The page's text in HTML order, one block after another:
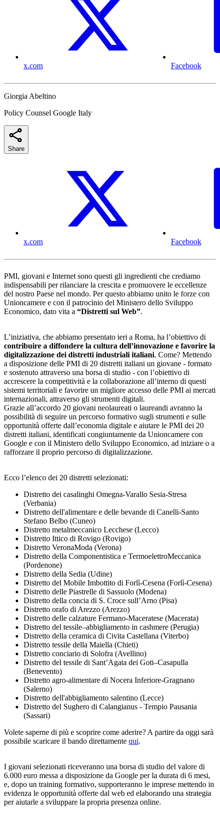
x.com Facebook
Giorgia Abeltino
Policy Counsel Google Italy
Share
x.com Facebook
PMI, giovani e Internet sono questi gli ingredienti che crediamo
indispensabili per rilanciare la crescita e promuovere le eccellenze
del nostro Paese nel mondo. Per questo abbiamo unito le forze con
Unioncamere e con il patrocinio del Ministero dello Sviluppo
Economico, dato vita a “Distretti sul Web”.
L’iniziativa, che abbiamo presentato ieri a Roma, ha l’obiettivo di
contribuire a diffondere la cultura dell’innovazione e favorire la
digitalizzazione dei distretti industriali italiani. Come? Mettendo
a disposizione delle PMI di 20 distretti italiani un giovane - formato
e sostenuto attraverso una borsa di studio - con l’obiettivo di
accrescere la competitività e la collaborazione all’interno di questi
sistemi territoriali e favorire un migliore accesso delle PMI ai mercati
internazionali, attraverso gli strumenti digitali.
Grazie all’accordo 20 giovani neolaureati o laureandi avranno la
possibilità di seguire un percorso formativo sugli strumenti e sulle
opportunità offerte dall’economia digitale e aiutare le PMI dei 20
distretti italiani, identificati congiuntamente da Unioncamere con
Google e con il Ministero dello Sviluppo Economico, ad iniziare o a
rafforzare il proprio percorso di digitalizzazione.
Ecco l’elenco dei 20 distretti selezionati:
Distretto dei casalinghi Omegna-Varallo Sesia-Stresa
(Verbania)
Distretto dell'alimentare e delle bevande di Canelli-Santo
Stefano Belbo (Cuneo)
Distretto metalmeccanico Lecchese (Lecco)
Distretto Ittico di Rovigo (Rovigo)
Distretto VeronaModa (Verona)
Distretto della Componentistica e TermoelettroMeccanica
(Pordenone)
Distretto della Sedia (Udine)
Distretto del Mobile Imbottito di Forlì-Cesena (Forlì-Cesena)
Distretto delle Piastrelle di Sassuolo (Modena)
Distretto della concia di S. Croce sull’Arno (Pisa)
Distretto orafo di Arezzo (Arezzo)
Distretto delle calzature Fermano-Maceratese (Macerata)
Distretto del tessile–abbigliamento in cashmere (Perugia)
Distretto della ceramica di Civita Castellana (Viterbo)
Distretto tessile della Maiella (Chieti)
Distretto conciario di Solofra (Avellino)
Distretto del tessile di Sant’Agata dei Goti–Casapulla
(Benevento)
Distretto agro-alimentare di Nocera Inferiore-Gragnano
(Salerno)
Distretto dell'abbigliamento salentino (Lecce)
Distretto del Sughero di Calangianus - Tempio Pausania
(Sassari)
Volete saperne di più e scoprire come aderire? A partire da oggi sarà
possibile scaricare il bando direttamente qui.
I giovani selezionati riceveranno una borsa di studio del valore di
6.000 euro messa a disposizione da Google per la durata di 6 mesi,
e, dopo un training formativo, supporteranno le imprese mettendo in
evidenza le opportunità offerte dal web ed elaborando una strategia
per aiutarle a sviluppare la propria presenza online.